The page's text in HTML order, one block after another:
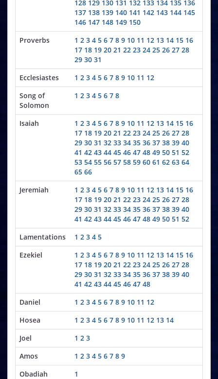
128 129 130 131 132 133 134 135 136
137 138 139 140 141 142 143 144 145
146 147 148 149 150
Proverbs
1 2 3 4 5 6 7 8 9 10 11 12 13 14 15 16
17 18 19 20 21 22 23 24 25 26 27 28
29 30 31
Ecclesiastes
1 2 3 4 5 6 7 8 9 10 11 12
Song of
Solomon
1 2 3 4 5 6 7 8
Isaiah 1 2 3 4 5 6 7 8 9 10 11 12 13 14 15 16
17 18 19 20 21 22 23 24 25 26 27 28
29 30 31 32 33 34 35 36 37 38 39 40
41 42 43 44 45 46 47 48 49 50 51 52
53 54 55 56 57 58 59 60 61 62 63 64
65 66
Jeremiah
1 2 3 4 5 6 7 8 9 10 11 12 13 14 15 16
17 18 19 20 21 22 23 24 25 26 27 28
29 30 31 32 33 34 35 36 37 38 39 40
41 42 43 44 45 46 47 48 49 50 51 52
Lamentations
1 2 3 4 5
Ezekiel
1 2 3 4 5 6 7 8 9 10 11 12 13 14 15 16
17 18 19 20 21 22 23 24 25 26 27 28
29 30 31 32 33 34 35 36 37 38 39 40
41 42 43 44 45 46 47 48
Daniel
1 2 3 4 5 6 7 8 9 10 11 12
Hosea
1 2 3 4 5 6 7 8 9 10 11 12 13 14
Joel
1 2 3
Amos
1 2 3 4 5 6 7 8 9
Obadiah
1